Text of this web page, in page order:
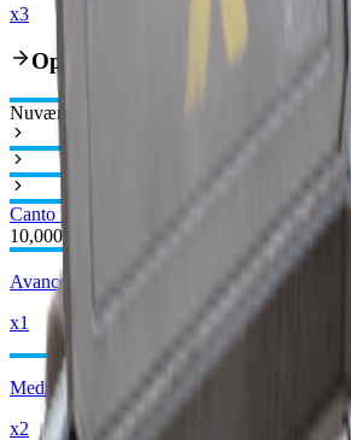
x3
Opgraderingsvej
Nuværende
Canto I
10,000
Avancerede mekaniske komponenter
x1
Medium våbendele
x2